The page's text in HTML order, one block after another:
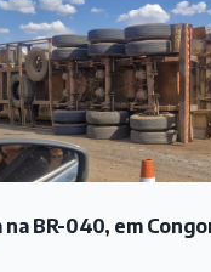
BR-040, em